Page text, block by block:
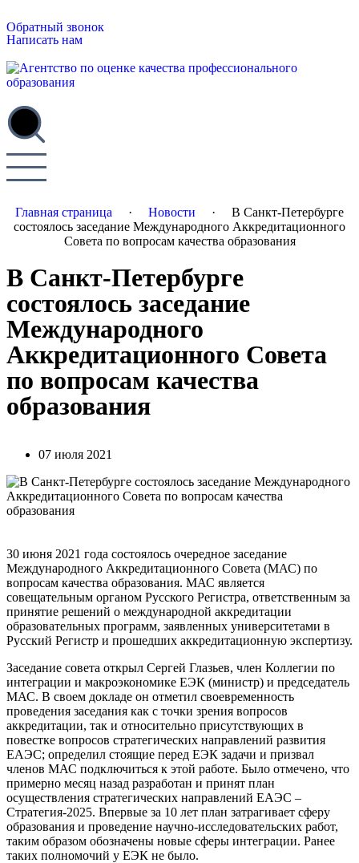
Обратный звонок
Написать нам
Главная страница · Новости · В Санкт-Петербурге
состоялось заседание Международного Аккредитационного
Совета по вопросам качества образования
В Санкт-Петербурге
состоялось заседание
Международного
Аккредитационного Совета
по вопросам качества
образования
07 июля 2021
30 июня 2021 года состоялось очередное заседание
Международного Аккредитационного Совета (МАС) по
вопросам качества образования. МАС является
совещательным органом Русского Регистра, ответственным за
принятие решений о международной аккредитации
образовательных программ, заявленных университетами в
Русский Регистр и прошедших аккредитационную экспертизу.
Заседание совета открыл Сергей Глазьев, член Коллегии по
интеграции и макроэкономике ЕЭК (министр) и председатель
МАС. В своем докладе он отметил своевременность
проведения заседания как с точки зрения вопросов
аккредитации, так и относительно присутствующих в
повестке вопросов стратегических направлений развития
ЕАЭС; определил стоящие перед ЕЭК задачи и призвал
членов МАС подключиться к этой работе. Было отмечено, что
примерно месяц назад разработан и принят план
осуществления стратегических направлений ЕАЭС –
Стратегия-2025. Впервые за 10 лет план затрагивает сферу
образования и проведение научно-исследовательских работ,
таким образом обозначены новые сферы интеграции. Ранее
таких полномочий у ЕЭК не было.